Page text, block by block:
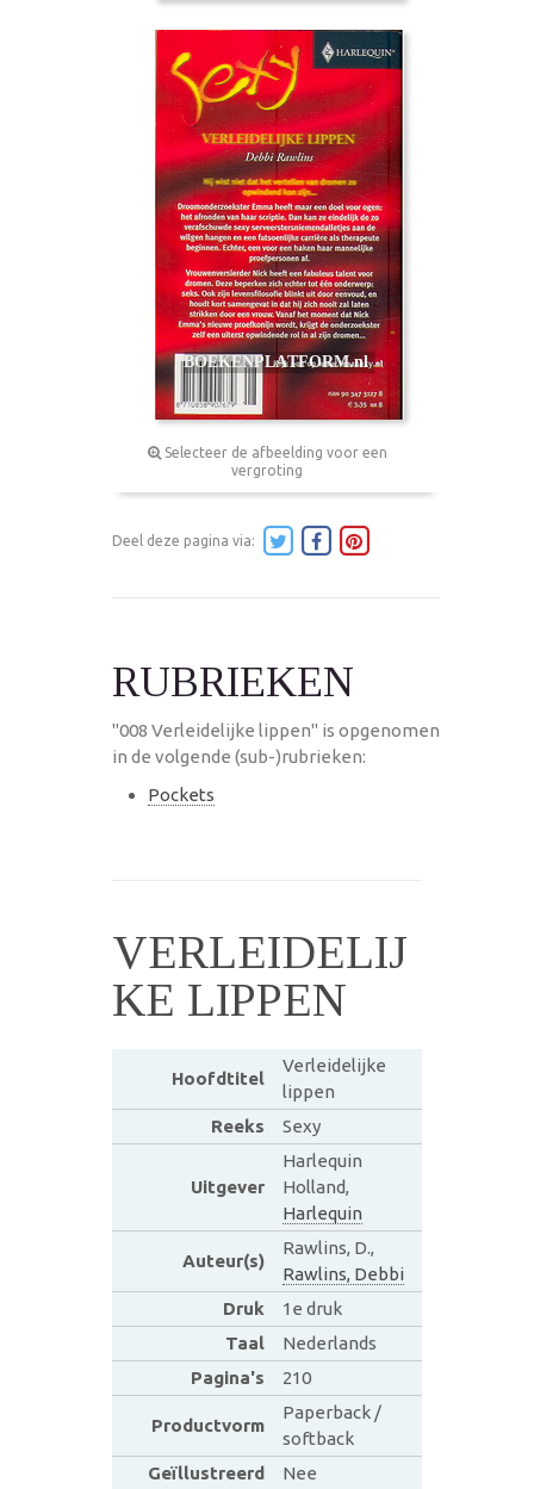
Selecteer de afbeelding voor een
vergroting
Deel deze pagina via:
RUBRIEKEN
"008 Verleidelijke lippen" is opgenomen
in de volgende (sub-)rubrieken:
Pockets
VERLEIDELIJ
KE LIPPEN
Hoofdtitel
Verleidelijke
lippen
Reeks
Sexy
Uitgever
Harlequin
Holland,
Harlequin
Auteur(s)
Rawlins, D.,
Rawlins, Debbi
Druk
1e druk
Taal
Nederlands
Pagina's
210
Productvorm
Paperback /
softback
Geïllustreerd
Nee